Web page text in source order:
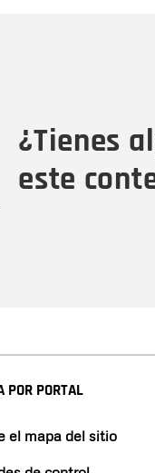
¿Tienes
este
POR PORTAL
el mapa del sitio